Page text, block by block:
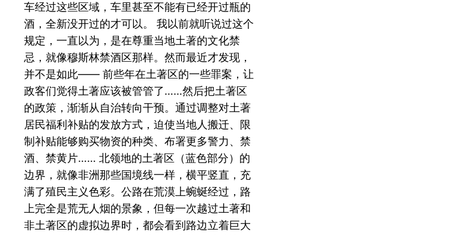
车经过这些区域，车里甚至不能有已经开过瓶的
酒，全新没开过的才可以。 我以前就听说过这个
规定，一直以为，是在尊重当地土著的文化禁
忌，就像穆斯林禁酒区那样。然而最近才发现，
并不是如此—— 前些年在土著区的一些罪案，让
政客们觉得土著应该被管管了……然后把土著区
的政策，渐渐从自治转向干预。通过调整对土著
居民福利补贴的发放方式，迫使当地人搬迁、限
制补贴能够购买物资的种类、布署更多警力、禁
酒、禁黄片…… 北领地的土著区（蓝色部分）的
边界，就像非洲那些国境线一样，横平竖直，充
满了殖民主义色彩。公路在荒漠上蜿蜒经过，路
上完全是荒无人烟的景象，但每一次越过土著和
非土著区的虚拟边界时，都会看到路边立着巨大